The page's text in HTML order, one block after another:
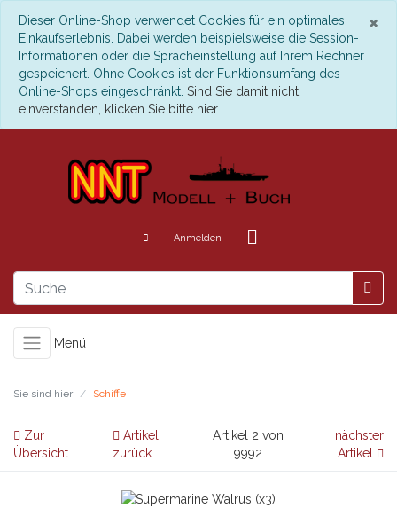
×
Dieser Online-Shop verwendet Cookies für ein optimales
Einkaufserlebnis. Dabei werden beispielsweise die Session-
Informationen oder die Spracheinstellung auf Ihrem Rechner
gespeichert. Ohne Cookies ist der Funktionsumfang des
Online-Shops eingeschränkt. Sind Sie damit nicht
einverstanden, klicken Sie bitte hier.
Anmelden
Menü
Sie sind hier: Schiffe
Zur
Übersicht
Artikel
zurück
Artikel 2 von
9992
nächster
Artikel